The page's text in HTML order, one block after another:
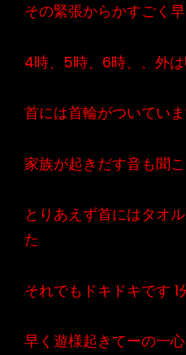
その緊張からかすごく
4時、5時、6時、、外
首には首輪がついてい
家族が起きだす音も聞
とりあえず首にはタオ
た
それでもドキドキです
早く遊様起きてーの一